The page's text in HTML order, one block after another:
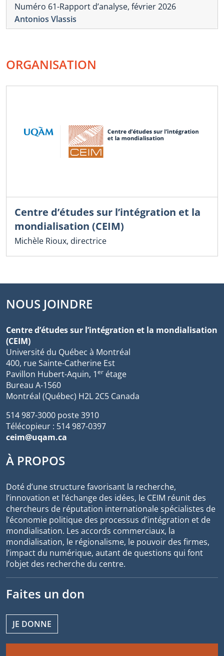
Numéro 61-Rapport d’analyse, février 2026
Antonios Vlassis
ORGANISATION
Centre d’études sur l’intégration et la
mondialisation (CEIM)
Michèle Rioux, directrice
NOUS JOINDRE
Centre d’études sur l’intégration et la mondialisation
(CEIM)
Université du Québec à Montréal
400, rue Sainte-Catherine Est
Pavillon Hubert-Aquin, 1er étage
Bureau A-1560
Montréal (Québec) H2L 2C5 Canada
514 987-3000 poste 3910
Télécopieur : 514 987-0397
ceim@uqam.ca
À PROPOS
Doté d’une structure favorisant la recherche,
l’innovation et l’échange des idées, le CEIM réunit des
chercheurs de réputation internationale spécialistes de
l’économie politique des processus d’intégration et de
mondialisation. Les accords commerciaux, la
mondialisation, le régionalisme, le pouvoir des firmes,
l’impact du numérique, autant de questions qui font
l’objet des recherche du centre.
Faites un don
JE DONNE